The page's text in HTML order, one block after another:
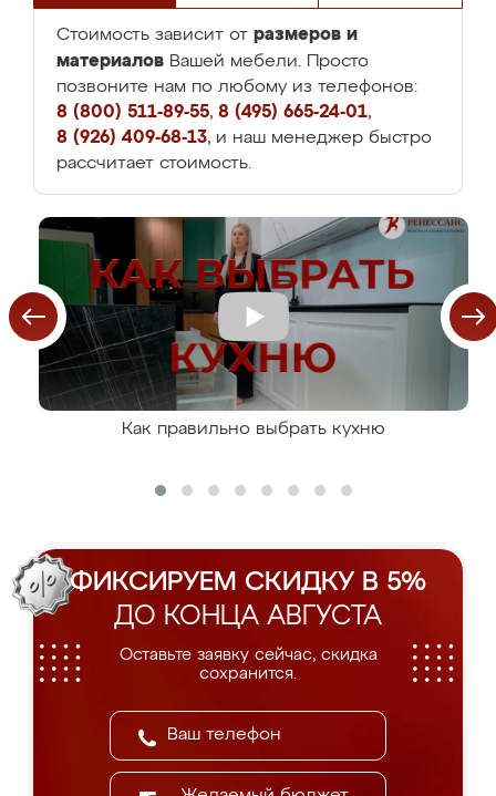
Стоимость зависит от размеров и
материалов Вашей мебели. Просто
позвоните нам по любому из телефонов:
8 (800) 511-89-55, 8 (495) 665-24-01,
8 (926) 409-68-13, и наш менеджер быстро
рассчитает стоимость.
Как правильно выбрать кухню
ФИКСИРУЕМ СКИДКУ В 5%
ДО КОНЦА АВГУСТА
Оставьте заявку сейчас, скидка
сохранится.